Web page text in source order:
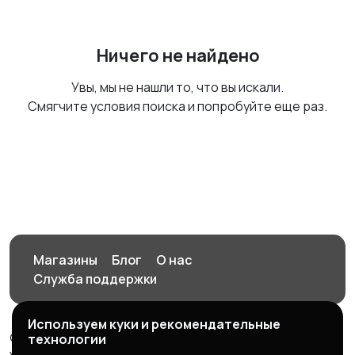
Ничего не найдено
Увы, мы не нашли то, что вы искали.
Смягчите условия поиска и попробуйте еще раз.
Магазины Блог
О нас
Служба поддержки
© 2026 Орен-АЙ - Авто | Недвижимость | Работа |
Используем куки и рекомендательные
технологии